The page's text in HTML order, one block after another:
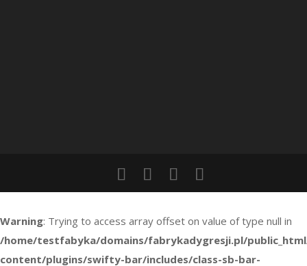
Warning: Trying to access array offset on value of type null in
/home/testfabyka/domains/fabrykadygresji.pl/
content/plugins/swifty-bar/includes/class-sb-bar-